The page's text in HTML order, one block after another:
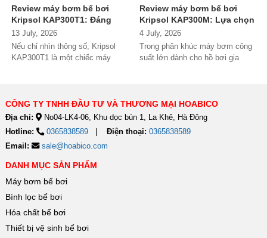
Review máy bơm bể bơi
Kripsol KAP300T1: Đáng
đầu tư cho hồ bơi thương
mại?
13 July, 2026
Nếu chỉ nhìn thông số, Kripsol
KAP300T1 là một chiếc máy
Review máy bơm bể bơi
Kripsol KAP300M: Lựa chọn
đáng tiền cho hồ bơi
thương mại?
4 July, 2026
Trong phân khúc máy bơm công
suất lớn dành cho hồ bơi gia
CÔNG TY TNHH ĐẦU TƯ VÀ THƯƠNG MẠI HOABICO
Địa chỉ:
No04-LK4-06, Khu dọc bún 1, La Khê, Hà Đông
Hotline:
0365838589 Điện thoại: 0365838589
Email:
sale@hoabico.com
DANH MỤC SẢN PHẨM
Máy bơm bể bơi
Bình lọc bể bơi
Hóa chất bể bơi
Thiết bị vệ sinh bể bơi